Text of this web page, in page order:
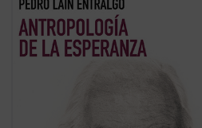
uno de los motores fundamentales del
ser humano: la esperanza. A través de un
análisis profundo y accesible, el autor
explora cómo este concepto ha guiado